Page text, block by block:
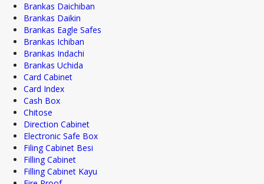
Brankas Daichiban
Brankas Daikin
Brankas Eagle Safes
Brankas Ichiban
Brankas Indachi
Brankas Uchida
Card Cabinet
Card Index
Cash Box
Chitose
Direction Cabinet
Electronic Safe Box
Filing Cabinet Besi
Filling Cabinet
Filling Cabinet Kayu